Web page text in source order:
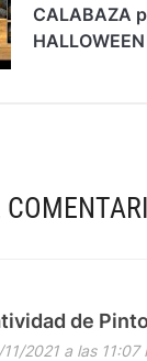
CALABAZA
de
2021 a las 11:07